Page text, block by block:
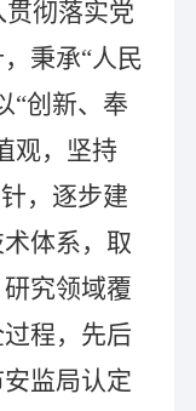
彻落实党
秉承“人民
“创新、奉
观，坚持
，逐步建
体系，取
究领域覆
程，先后
监局认定